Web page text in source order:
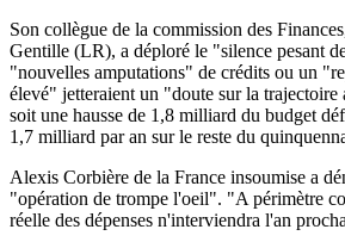
Son collègue de la commission des
Gentille (LR), a déploré le "silence pesant
"nouvelles amputations" de crédits ou un
élevé" jetteraient un "doute sur la trajectoire
soit une hausse de 1,8 milliard du budget
1,7 milliard par an sur le reste du
Alexis Corbière de la France insoumise a
"opération de trompe l'oeil". "A périmètre
réelle des dépenses n'interviendra l'an